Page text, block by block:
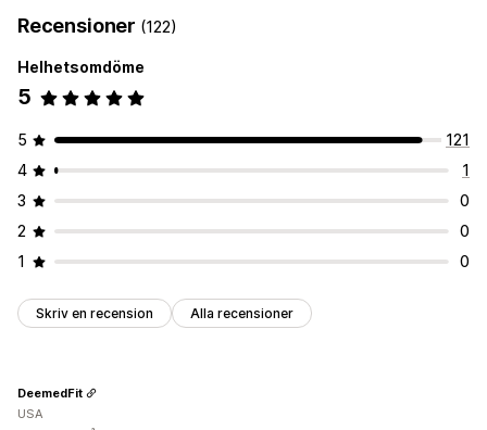
Recensioner (122)
Helhetsomdöme
5
5
121
4
1
3
0
2
0
1
0
Skriv en recension Alla recensioner
DeemedFit
USA